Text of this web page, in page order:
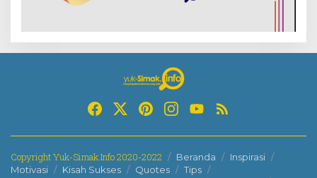
Copyright Yuk-Simak.Info 2020-2022 Beranda
Inspirasi
Motivasi
Kisah Sukses Quotes
Tips